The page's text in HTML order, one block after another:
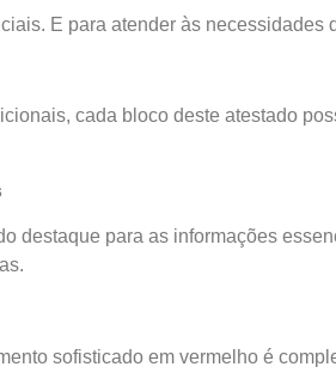
E para atender às
cada bloco deste atestado
destaque para as informações
sofisticado em vermelho é